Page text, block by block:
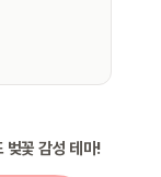
벚꽃 감성 테마!